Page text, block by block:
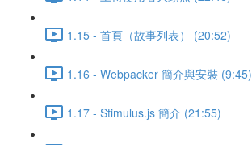
1.15 - 首頁（故事列表） (20:52)
1.16 - Webpacker 簡介與安裝 (9:45)
1.17 - Stimulus.js 簡介 (21:55)